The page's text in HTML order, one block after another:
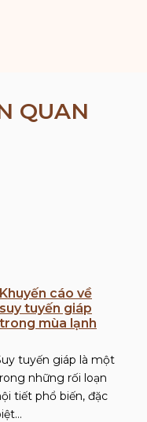
QUAN
Khuyến cáo về
suy tuyến giáp
trong mùa lạnh
tuyến giáp là một
những rối loạn
tiết phổ biến, đặc